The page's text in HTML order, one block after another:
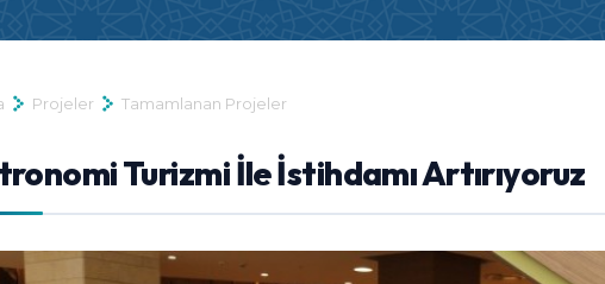
Projeler Tamamlanan Projeler
Turizmi İle İstihdamı Artırıyoruz